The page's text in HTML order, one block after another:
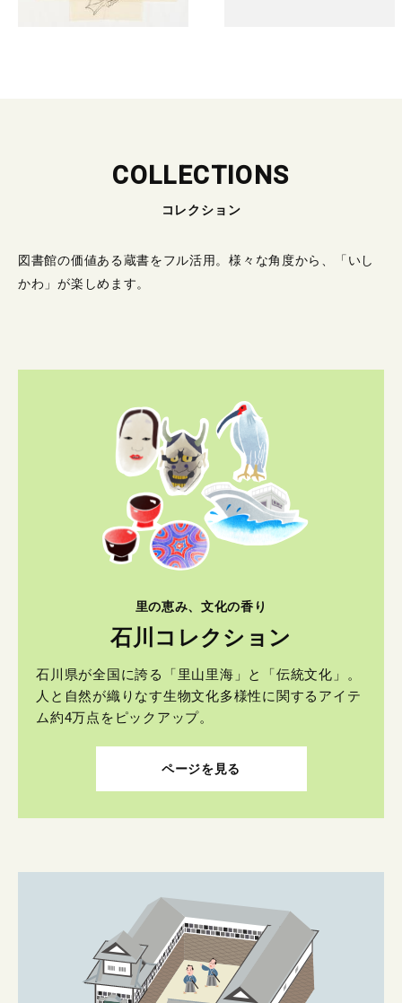
COLLECTIONS
コレクション
図書館の価値ある蔵書をフル活用。様々な角度から、「いし
かわ」が楽しめます。
里の恵み、文化の香り
石川コレクション
石川県が全国に誇る「里山里海」と「伝統文化」。
人と自然が織りなす生物文化多様性に関するアイテ
ム約4万点をピックアップ。
ページを見る